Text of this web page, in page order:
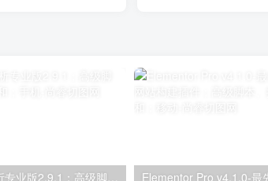
独立分析专业版2.9.1；高级脚本、插件和；手机